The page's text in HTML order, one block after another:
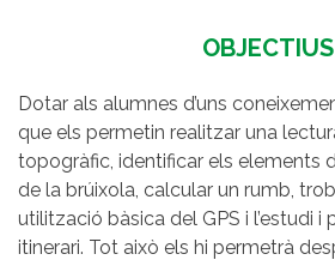
OBJECTIUS
Dotar als alumnes d’uns
que els permetin realitzar una
topogràfic, identificar els elements
de la brúixola, calcular un rumb,
utilització bàsica del GPS i l’estudi i
itinerari. Tot això els hi permetrà